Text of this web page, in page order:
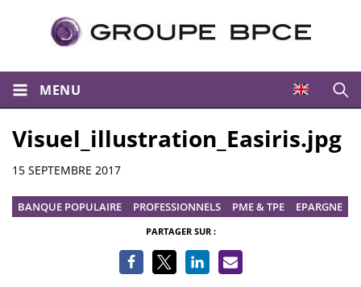
MENU
Visuel_illustration_Easiris.jpg
Informations
15 SEPTEMBRE 2017
BANQUE POPULAIRE PROFESSIONNELS PME & TPE EPARGNE
PARTAGER SUR :